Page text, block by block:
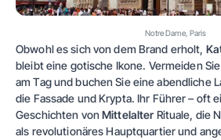
Notre Dame, Paris
Obwohl es sich von dem Brand erholt,
bleibt eine gotische Ikone. Vermeiden
am Tag und buchen Sie eine abendliche
die Fassade und Krypta. Ihr Führer – oft
Geschichten vonMittelalter Rituale, die
als revolutionäres Hauptquartier und